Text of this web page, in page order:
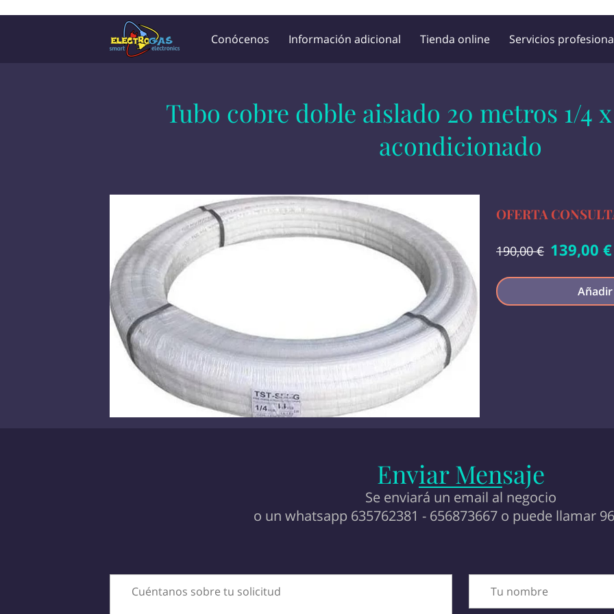
Conócenos Información adicional Tienda online Servicios
Tubo cobre doble aislado 20 metros 1/4
acondicionado
OFERTA
190,00 € 139,00 €
Enviar Mensaje
Se enviará un email al negocio
o un whatsapp 635762381 - 656873667 o puede llamar
Cuéntanos sobre tu solicitud Tu nombre